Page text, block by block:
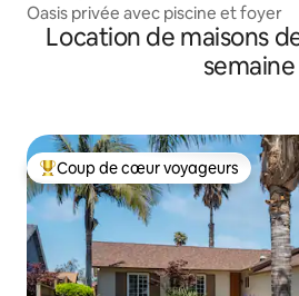
Oasis privée avec piscine et foyer
Location de maisons
semaine
Coups de cœur voyageurs les plus
Coup de cœur voyageurs